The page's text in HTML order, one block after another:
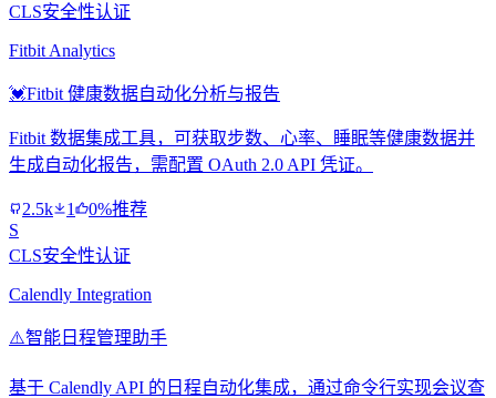
CLS安全性认证
Fitbit Analytics
💓Fitbit 健康数据自动化分析与报告
Fitbit 数据集成工具，可获取步数、心率、睡眠等健康数据并
生成自动化报告，需配置 OAuth 2.0 API 凭证。
2.5k 1
0%推荐
S
CLS安全性认证
Calendly Integration
⚠️智能日程管理助手
基于 Calendly API 的日程自动化集成，通过命令行实现会议查